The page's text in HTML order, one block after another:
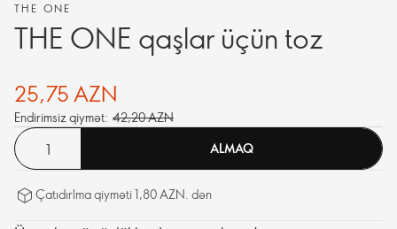
THE ONE
THE ONE qaşlar üçün toz
25,75 AZN
Endirimsiz qiymət: 42,20 AZN
ALMAQ
Çatıdırlma qiyməti 1,80 AZN. dən